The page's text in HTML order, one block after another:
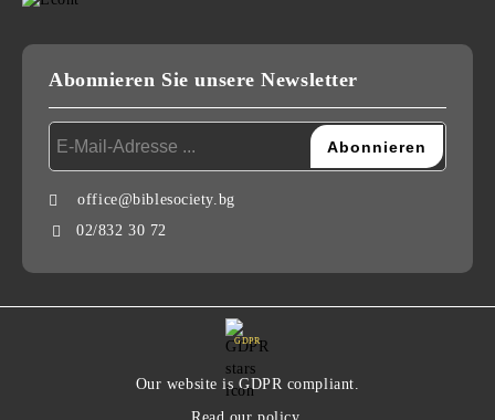
Abonnieren Sie unsere Newsletter
office@biblesociety.bg
02/832 30 72
GDPR
Our website is GDPR compliant.